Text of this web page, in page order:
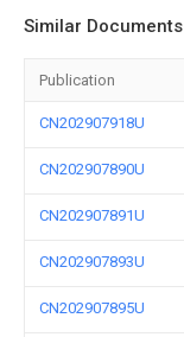
Similar Documents
Publication
CN202907918U
CN202907890U
CN202907891U
CN202907893U
CN202907895U